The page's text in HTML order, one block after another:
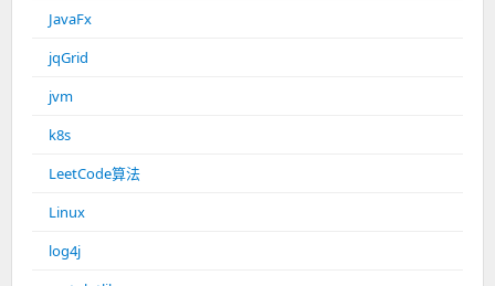
JavaFx
jqGrid
jvm
k8s
LeetCode算法
Linux
log4j